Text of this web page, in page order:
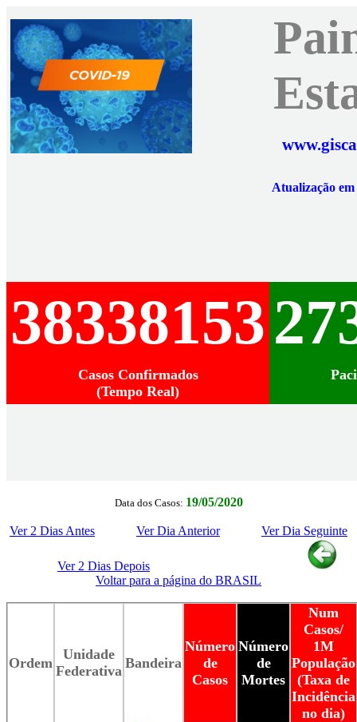
Atualização
38338153
Casos Confirmados
(Tempo Real)
Data dos Casos: 19/05/2020
Ver 2 Dias Antes Ver Dia Anterior Ver Dia Seguinte
Ver 2 Dias Depois
Voltar para a página do BRASIL
Ordem
Unidade
Federativa Bandeira
Número
de
Casos
Número
de
Mortes
Num
Casos/
1M
População
(Taxa de
Incidência
no dia)